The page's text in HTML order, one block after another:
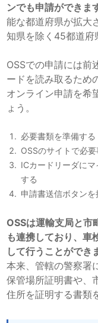
ンでも申請ができま
能な都道府県が拡大
知県を除く45都道府
OSSでの申請には前
ードを読み取るため
オンライン申請を希
ょう。
必要書類を準備する
OSSのサイトで必
ICカードリーダに
する
申請書送信ボタンを
OSSは運輸支局と市
も連携しており、車
して行うことができ
本来、管轄の警察署
保管場所証明書や、
住所を証明する書類